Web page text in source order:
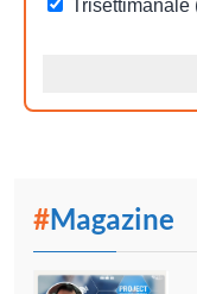
#Magazine